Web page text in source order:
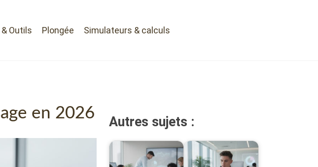
Outils Plongée Simulateurs & calculs
en 2026
Autres sujets :